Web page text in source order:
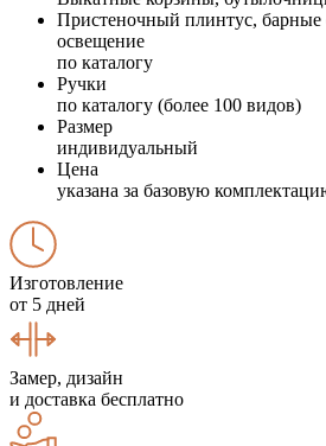
Пристеночный плинтус, барные
освещение
по каталогу
Ручки
по каталогу (более 100 видов)
Размер
индивидуальный
Цена
указана за базовую
Изготовление
от 5 дней
Замер, дизайн
и доставка бесплатно